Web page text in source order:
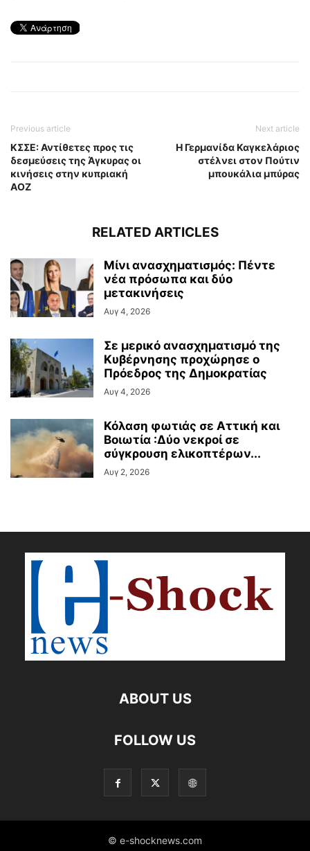
Previous article
ΚΣΣΕ: Αντίθετες προς τις
δεσμεύσεις της Άγκυρας οι
κινήσεις στην κυπριακή
ΑΟΖ
Next article
Η Γερμανίδα Καγκελάριος
στέλνει στον Πούτιν
μπουκάλια μπύρας
RELATED ARTICLES
Μίνι ανασχηματισμός: Πέντε
νέα πρόσωπα και δύο
μετακινήσεις
Αυγ 4, 2026
Σε μερικό ανασχηματισμό της
Κυβέρνησης προχώρησε ο
Πρόεδρος της Δημοκρατίας
Αυγ 4, 2026
Κόλαση φωτιάς σε Αττική και
Βοιωτία :Δύο νεκροί σε
σύγκρουση ελικοπτέρων...
Αυγ 2, 2026
ABOUT US
FOLLOW US
© e-shocknews.com